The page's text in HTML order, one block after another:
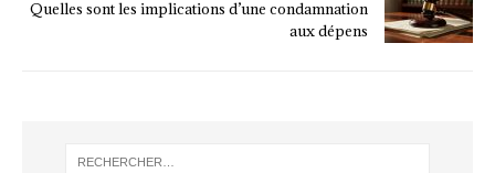
Quelles sont les implications d’une condamnation
aux dépens